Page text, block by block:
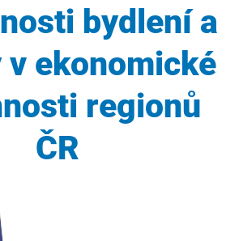
bydlení a
ekonomické
regionů
ČR